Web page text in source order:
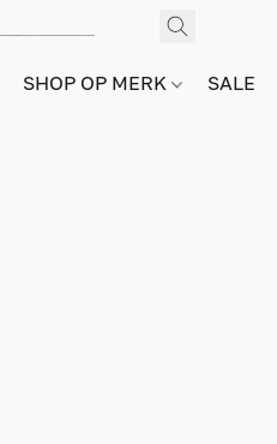
SHOP OP MERK SALE